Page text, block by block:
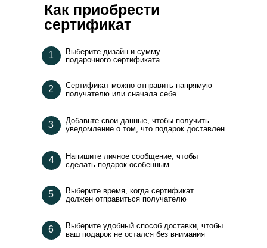
Как приобрести
сертификат
Выберите дизайн и сумму
подарочного сертификата
Сертификат можно отправить напрямую
получателю или сначала себе
Добавьте свои данные, чтобы получить
уведомление о том, что подарок доставлен
Напишите личное сообщение, чтобы
сделать подарок особенным
Выберите удобный способ доставки, чтобы
ваш подарок не остался без внимания
Выберите время, когда сертификат
должен отправиться получателю
1
2
3
4
5
6